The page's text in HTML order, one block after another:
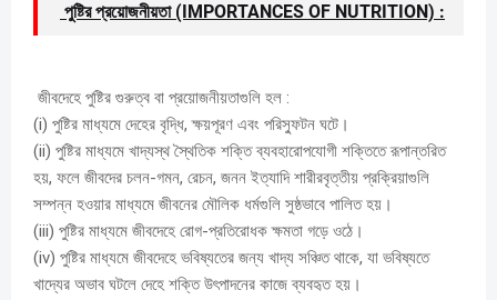
পুষ্টির প্রয়োজনীয়তা (IMPORTANCES OF NUTRITION) :
জীবদেহে পুষ্টির গুরুত্ব বা প্রয়োজনীয়তাগুলি হল :
(i) পুষ্টির মাধ্যমে দেহের বৃদ্ধি, ক্ষয়পূরণ এবং পরিস্ফুটন ঘটে।
(ii) পুষ্টির মাধ্যমে খাদ্যস্থ স্থৈতিক শক্তি ব্যবহারোপযোগী শক্তিতে রূপান্তরিত
হয়, ফলে জীবদের চলন-গমন, রেচন, জনন ইত্যাদি শারীরবৃত্তীয় প্রক্রিয়াগুলি
সম্পন্ন হওয়ার মাধ্যমে জীবনের মৌলিক ধর্মগুলি সুষ্ঠভাবে পালিত হয়।
(iii) পুষ্টির মাধ্যমে জীবদেহে রোগ-প্রতিরোধক ক্ষমতা গড়ে ওঠে।
(iv) পুষ্টির মাধ্যমে জীবদেহে ভবিষ্যতের জন্য খাদ্য সঞ্চিত থাকে, যা ভবিষ্যতে
খাদ্যের অভাব ঘটলে দেহে শক্তি উৎপাদনের কাজে ব্যবহৃত হয়।